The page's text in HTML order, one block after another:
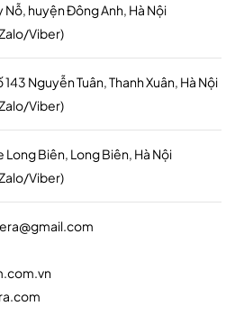
Nỗ, huyện Đông Anh, Hà Nội
Viber)
Nguyễn Tuân, Thanh Xuân, Hà Nội
Viber)
Biên, Long Biên, Hà Nội
Viber)